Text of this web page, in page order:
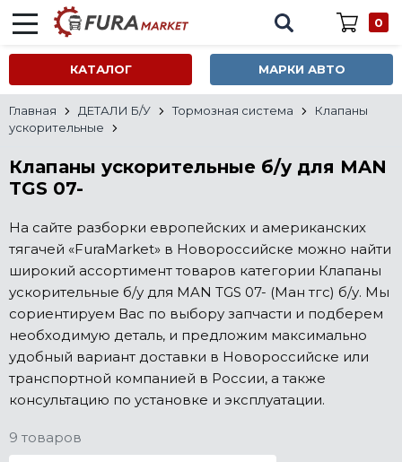
0
КАТАЛОГ МАРКИ АВТО
Главная ДЕТАЛИ Б/У Тормозная система
Клапаны
ускорительные
Клапаны ускорительные б/у для MAN
TGS 07-
На сайте разборки европейских и американских
тягачей «FuraMarket» в Новороссийске можно найти
широкий ассортимент товаров категории Клапаны
ускорительные б/у для MAN TGS 07- (Ман тгс) б/у. Мы
сориентируем Вас по выбору запчасти и подберем
необходимую деталь, и предложим максимально
удобный вариант доставки в Новороссийске или
транспортной компанией в России, а также
консультацию по установке и эксплуатации.
9 товаров